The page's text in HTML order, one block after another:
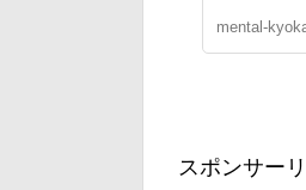
mental-
スポンサー